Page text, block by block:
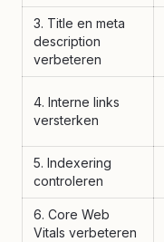
3. Title en meta
description
verbeteren
4. Interne links
versterken
5. Indexering
controleren
6. Core Web
Vitals verbeteren